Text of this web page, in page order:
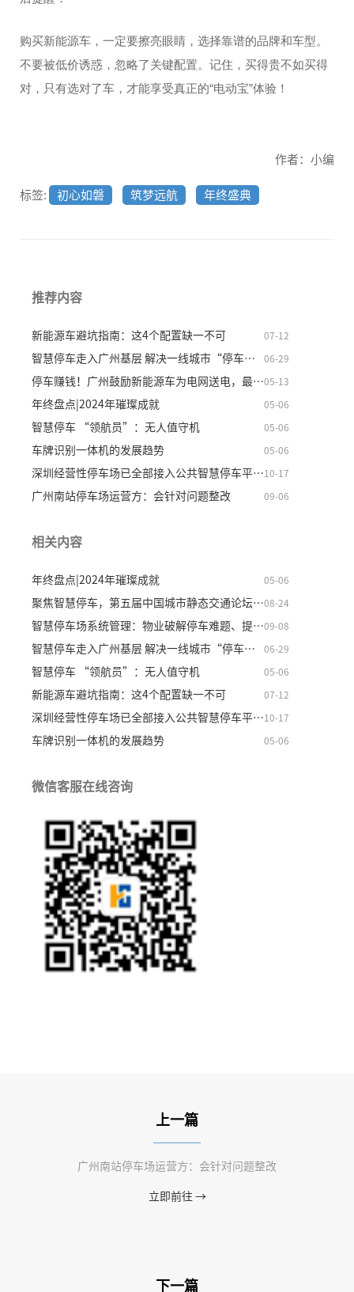
购买新能源车，一定要擦亮眼睛，选择靠谱的品牌和车型。
不要被低价诱惑，忽略了关键配置。记住，买得贵不如买得
对，只有选对了车，才能享受真正的“电动宝”体验！
作者：小编
标签: 初心如磐 筑梦远航 年终盛典
推荐内容
新能源车避坑指南：这4个配置缺一不可 07-12
智慧停车走入广州基层 解决一线城市“停车难” 06-29
停车赚钱！广州鼓励新能源车为电网送电，最高奖励5元05-13
年终盘点|2024年璀璨成就 05-06
智慧停车 “领航员”：无人值守机 05-06
车牌识别一体机的发展趋势 05-06
深圳经营性停车场已全部接入公共智慧停车平台 规模全10-17
广州南站停车场运营方：会针对问题整改 09-06
相关内容
年终盘点|2024年璀璨成就 05-06
聚焦智慧停车，第五届中国城市静态交通论坛在穗举行08-24
智慧停车场系统管理：物业破解停车难题、提升收益的核09-08
智慧停车走入广州基层 解决一线城市“停车难” 06-29
智慧停车 “领航员”：无人值守机 05-06
新能源车避坑指南：这4个配置缺一不可 07-12
深圳经营性停车场已全部接入公共智慧停车平台 规模全10-17
车牌识别一体机的发展趋势 05-06
微信客服在线咨询
上一篇
广州南站停车场运营方：会针对问题整改
立即前往 →
下一篇